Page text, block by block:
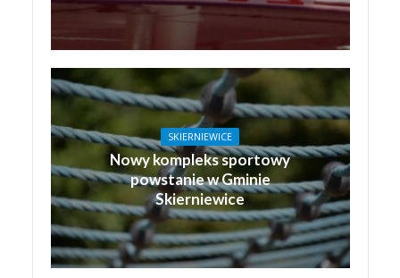
SKIERNIEWICE
Nowy kompleks sportowy
powstanie w Gminie
Skierniewice